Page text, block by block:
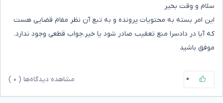
سلام و وقت بخیر
این امر بسته به محتویات پرونده و به تبع آن نظر مقام قضایی هست
که آیا در دادسرا منع تعقیب صادر شود یا خیر.جواب قطعی وجود ندارد.
موفق باشید
۰ مشاهده دیدگاه‌ها ( ۰